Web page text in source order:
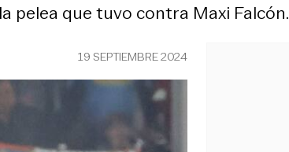
pelea que tuvo contra Maxi Falcón.
19 SEPTIEMBRE 2024